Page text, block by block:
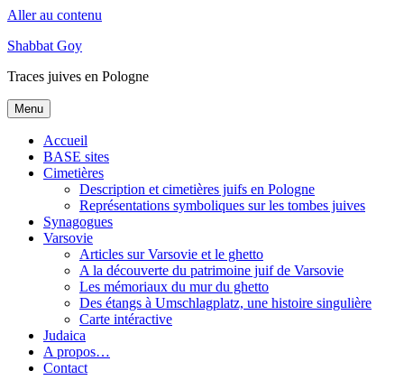
Aller au contenu
Shabbat Goy
Traces juives en Pologne
Menu
Accueil
BASE sites
Cimetières
Description et cimetières juifs en Pologne
Représentations symboliques sur les tombes juives
Synagogues
Varsovie
Articles sur Varsovie et le ghetto
A la découverte du patrimoine juif de Varsovie
Les mémoriaux du mur du ghetto
Des étangs à Umschlagplatz, une histoire singulière
Carte intéractive
Judaica
A propos…
Contact